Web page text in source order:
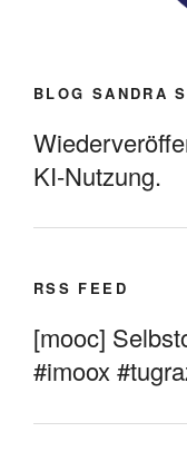
BLOG SANDRA
KI-Nutzung.
RSS FEED
[mooc]
#imoox